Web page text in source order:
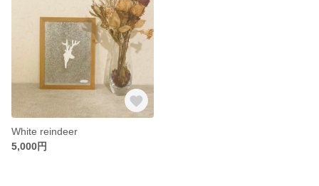
White reindeer
5,000円